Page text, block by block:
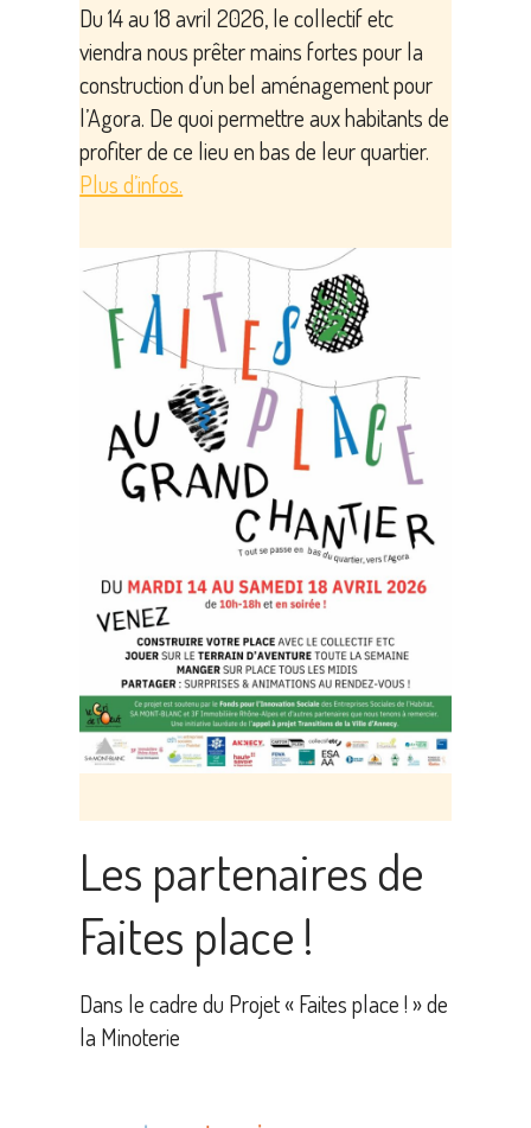
Du 14 au 18 avril 2026, le collectif etc
viendra nous prêter mains fortes pour la
construction d’un bel aménagement pour
l’Agora. De quoi permettre aux habitants de
profiter de ce lieu en bas de leur quartier.
Plus d’infos.
Les partenaires de
Faites place !
Dans le cadre du Projet « Faites place ! » de
la Minoterie